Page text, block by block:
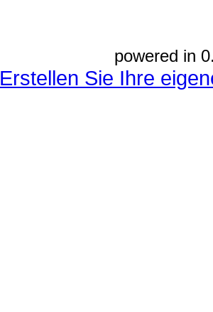
powered in
Erstellen Sie Ihre